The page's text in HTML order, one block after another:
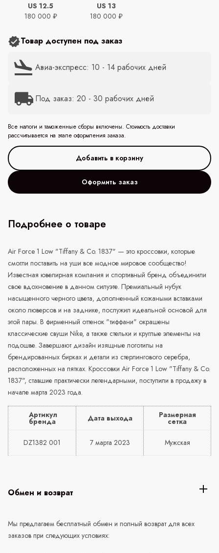
US 12.5
180 000 ₽
US 13
180 000 ₽
Товар доступен под заказ
Авиа-экспресс: 10 - 14 рабочих дней
Под заказ: 20 - 30 рабочих дней
Все налоги и таможенные сборы включены. Стоимость доставки
рассчитывается на этапе оформления заказа.
Оформить заказ
Подробнее о товаре
Air Force 1 Low "Tiffany & Co. 1837" — это кроссовки, которые
смогли поставить на уши все модное мировое сообщество!
Известная ювелирная компания и спортивный бренд объединили
свое вдохновение в данном силуэте. Премиальный нубук
насыщенного черного цвета, дополненный кожаными вставками
около люверсов и на заднике, послужил идеальной основой для
этой пары. В фирменный оттенок "тиффани" окрашены
классические свуши Nike, а также стельки и круглые элементы на
подошве. Завершают дизайн изящные логотипы на
брендированных бирках и детали из стерлингового серебра,
расположенных на пятках. Кроссовки Air Force 1 Low "Tiffany & Co.
1837", ставшие практически легендарными, поступили в продажу в
начале марта 2023 года.
Артикул
бренда Дата выхода Размерная
сетка
DZ1382 001 7 марта 2023 Мужская
Обмен и возврат
Мы предлагаем бесплатный обмен и полный возврат для всех
заказов при следующих условиях: